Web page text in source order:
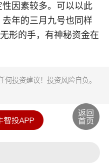
因素较多。可以以此
年的三月九号也同样
形的手，有神秘资金在
投资建议！投资风险自负。